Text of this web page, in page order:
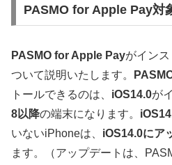
PASMO for Apple Pay対
PASMO for Apple Payがイン
ついて説明いたします。
トールできるのは、 iOS14.0が
8以降の端末になります。
いないiPhoneは、 iOS14.0にア
ます。（アップデートは、